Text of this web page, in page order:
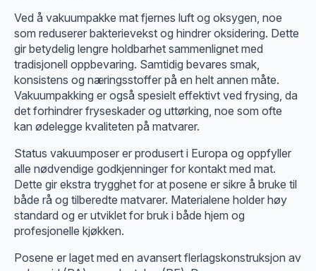
Ved å vakuumpakke mat fjernes luft og oksygen, noe
som reduserer bakterievekst og hindrer oksidering. Dette
gir betydelig lengre holdbarhet sammenlignet med
tradisjonell oppbevaring. Samtidig bevares smak,
konsistens og næringsstoffer på en helt annen måte.
Vakuumpakking er også spesielt effektivt ved frysing, da
det forhindrer fryseskader og uttørking, noe som ofte
kan ødelegge kvaliteten på matvarer.
Status vakuumposer er produsert i Europa og oppfyller
alle nødvendige godkjenninger for kontakt med mat.
Dette gir ekstra trygghet for at posene er sikre å bruke til
både rå og tilberedte matvarer. Materialene holder høy
standard og er utviklet for bruk i både hjem og
profesjonelle kjøkken.
Posene er laget med en avansert flerlagskonstruksjon av